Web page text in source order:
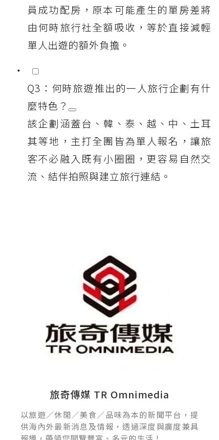
員成功配房，原本可能產生的單房差將
由何時旅行社全額吸收，等於直接減輕
單人出遊的額外負擔。
Q3：何時旅遊推出的一人旅行企劃有什
麼特色？
該企劃涵蓋台、韓、泰、越、中、土耳
其等地，主打全團皆為單人報名，讓旅
客不必融入既有小圈圈，更容易自然交
流、結伴拍照與建立旅行連結。
旅奇傳媒 TR Omnimedia
以旅遊／休閒／美食／品味為本的新聞平台，提
供海內外最新消息及情報，透過深度與廣度兼具